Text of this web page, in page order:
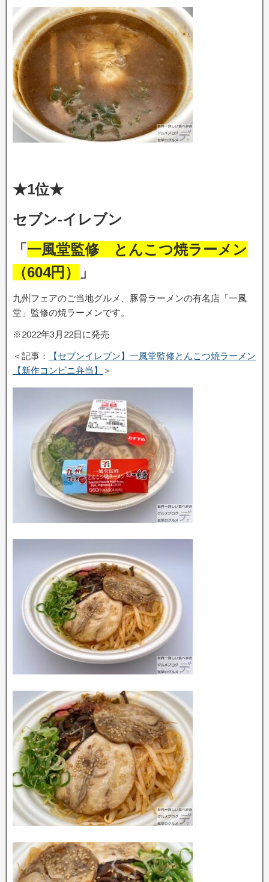
★1位★
セブン-イレブン
「 一風堂監修 とんこつ焼ラーメン
（604円）
」
九州フェアのご当地グルメ、豚骨ラーメンの有名店「一風
堂」監修の焼ラーメンです。
※2022年3月22日に発売
＜記事：
【セブンイレブン】一風堂監修とんこつ焼ラーメン
【新作コンビニ弁当】
＞